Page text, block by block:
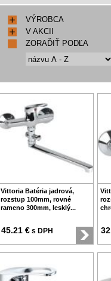
VÝROBCA
V AKCII
ZORAĎIŤ PODĽA
Vittoria Batéria jadrová,
rozstup 100mm, rovné
rameno 300mm, lesklý...
45.21 € s DPH